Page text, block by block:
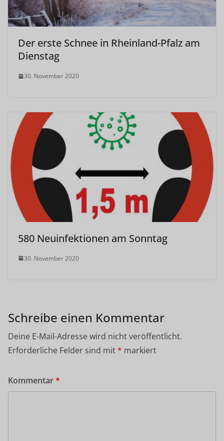
Der erste Schnee in Rheinland-Pfalz am
Dienstag
30. November 2020
580 Neuinfektionen am Sonntag
30. November 2020
Schreibe einen Kommentar
Deine E-Mail-Adresse wird nicht veröffentlicht.
Erforderliche Felder sind mit* markiert
Kommentar*